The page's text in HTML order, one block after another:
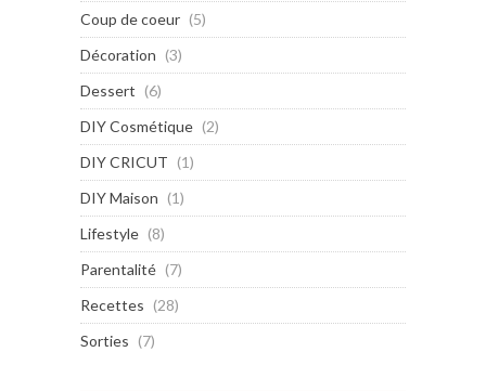
Coup de coeur (5)
Décoration (3)
Dessert (6)
DIY Cosmétique (2)
DIY CRICUT (1)
DIY Maison (1)
Lifestyle (8)
Parentalité (7)
Recettes (28)
Sorties (7)